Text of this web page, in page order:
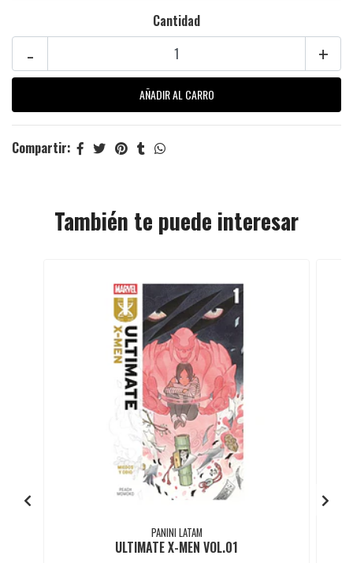
Cantidad
+
-
Compartir:
También te puede interesar
PANINI LATAM
ULTIMATE X-MEN VOL.01